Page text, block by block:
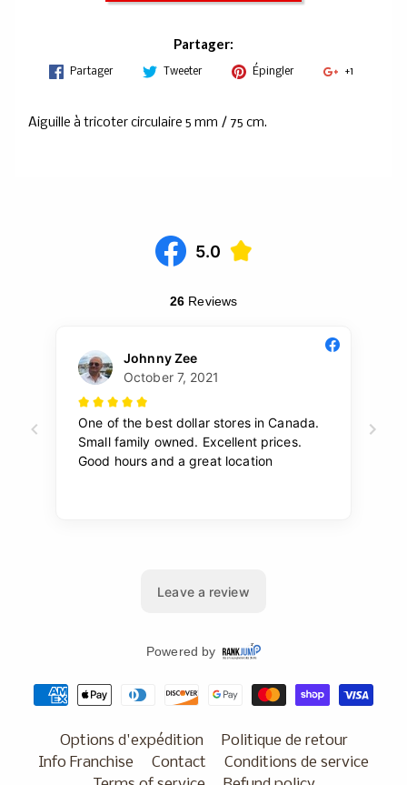
Partager:
Partager Tweeter Épingler +1
Aiguille à tricoter circulaire 5 mm / 75 cm.
Options d'expédition
Politique de retour
Info Franchise
Contact
Conditions de service